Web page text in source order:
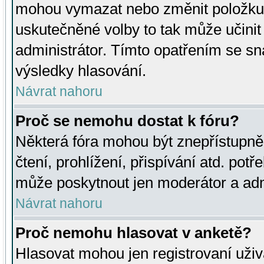
mohou vymazat nebo změnit
uskutečněné volby to tak může
administrátor. Tímto opatřením se
výsledky hlasování.
Návrat nahoru
Proč se nemohu dostat k fóru?
Některá fóra mohou být
čtení, prohlížení, přispívání atd.
může poskytnout jen moderátor a
Návrat nahoru
Proč nemohu hlasovat v anketě?
Hlasovat mohou jen registrovaní